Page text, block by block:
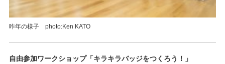
昨年の様子 photo:Ken KATO
自由参加ワークショップ「キラキラバッジをつくろう！」